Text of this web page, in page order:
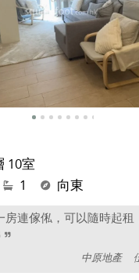
10室
1 向東
房連傢俬，可以隨時起租
中原地產